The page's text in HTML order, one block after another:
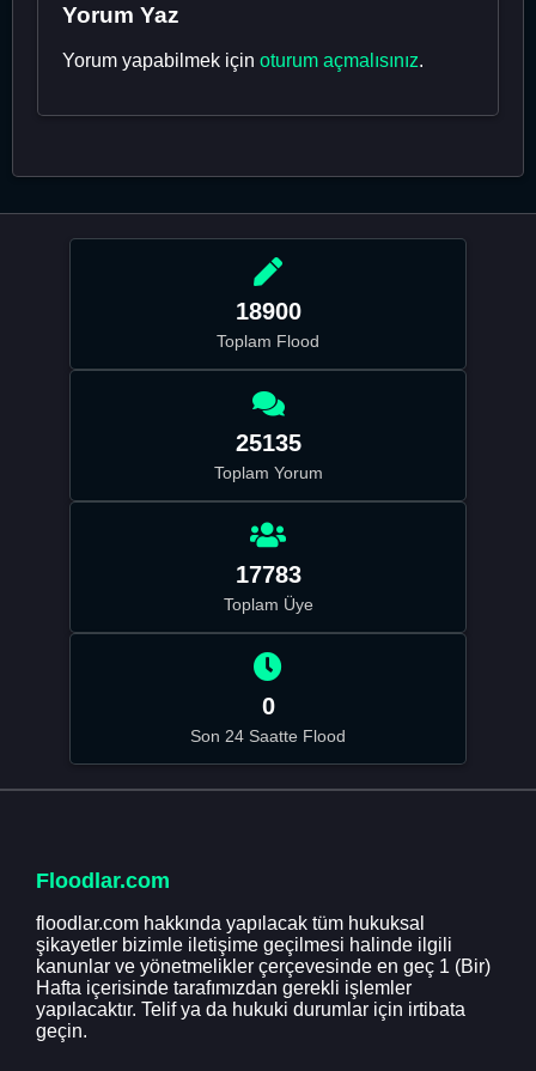
Yorum Yaz
Yorum yapabilmek için oturum açmalısınız.
18900
Toplam Flood
25135
Toplam Yorum
17783
Toplam Üye
0
Son 24 Saatte Flood
Floodlar.com
floodlar.com hakkında yapılacak tüm hukuksal
şikayetler bizimle iletişime geçilmesi halinde ilgili
kanunlar ve yönetmelikler çerçevesinde en geç 1 (Bir)
Hafta içerisinde tarafımızdan gerekli işlemler
yapılacaktır. Telif ya da hukuki durumlar için irtibata
geçin.